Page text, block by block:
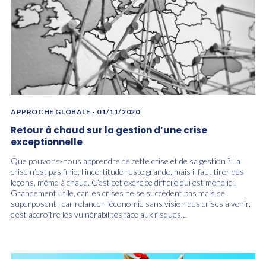
APPROCHE GLOBALE - 01/11/2020
Retour à chaud sur la gestion d’une crise
exceptionnelle
Que pouvons-nous apprendre de cette crise et de sa gestion ? La
crise n’est pas finie, l’incertitude reste grande, mais il faut tirer des
leçons, même à chaud. C’est cet exercice difficile qui est mené ici.
Grandement utile, car les crises ne se succèdent pas mais se
superposent ; car relancer l’économie sans vision des crises à venir,
c’est accroître les vulnérabilités face aux risques…